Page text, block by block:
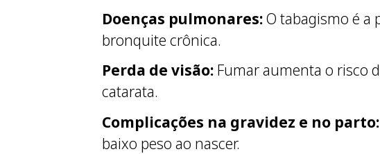
Doenças pulmonares:O tabagismo é a
bronquite crônica.
Perda de visão: Fumar aumenta o risco
catarata.
Complicações na gravidez e no parto:
baixo peso ao nascer.